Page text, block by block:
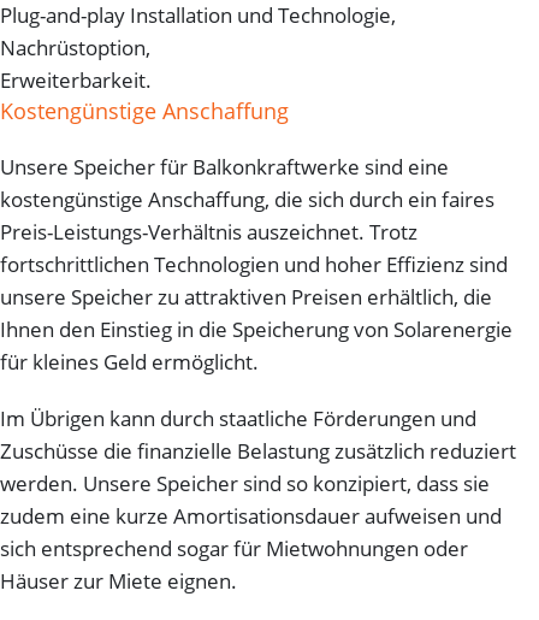
Plug-and-play Installation und Technologie,
Nachrüstoption,
Erweiterbarkeit.
Kostengünstige Anschaffung
Unsere Speicher für Balkonkraftwerke sind eine
kostengünstige Anschaffung, die sich durch ein faires
Preis-Leistungs-Verhältnis auszeichnet. Trotz
fortschrittlichen Technologien und hoher Effizienz sind
unsere Speicher zu attraktiven Preisen erhältlich, die
Ihnen den Einstieg in die Speicherung von Solarenergie
für kleines Geld ermöglicht.
Im Übrigen kann durch staatliche Förderungen und
Zuschüsse die finanzielle Belastung zusätzlich reduziert
werden. Unsere Speicher sind so konzipiert, dass sie
zudem eine kurze Amortisationsdauer aufweisen und
sich entsprechend sogar für Mietwohnungen oder
Häuser zur Miete eignen.